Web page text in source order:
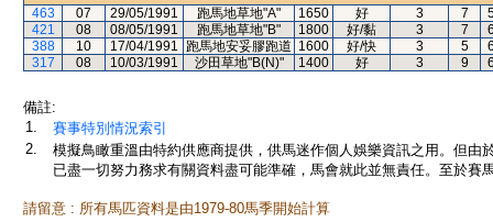
463
07 29/05/1991 跑馬地草地"A" 1650 好 3 7
421
08 08/05/1991 跑馬地草地"B" 1800 好/黏 3 7
388
10 17/04/1991 跑馬地安妥膠跑道 1600 好/快 3 5
317
08 10/03/1991 沙田草地"B(N)" 1400 好 3 9
備註:
1.
賽事特別情況索引
2.
模擬鳥瞰重溫由特約供應商提供，供馬迷作個人娛樂資訊之用。但
已盡一切努力務求有關資料盡可能準確，馬會就此並無責任。至於賽
請留意 : 所有馬匹資料是由1979-80馬季開始計算